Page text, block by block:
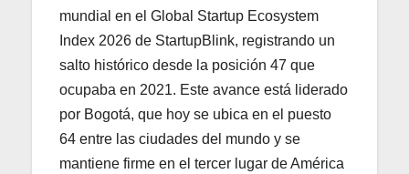
mundial en el Global Startup Ecosystem
Index 2026 de StartupBlink, registrando un
salto histórico desde la posición 47 que
ocupaba en 2021. Este avance está liderado
por Bogotá, que hoy se ubica en el puesto
64 entre las ciudades del mundo y se
mantiene firme en el tercer lugar de América